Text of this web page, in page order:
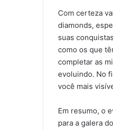
Com certeza
diamonds,
suas
como os que
completar as
evoluindo. No
você mais
Em resumo, o
para a galera